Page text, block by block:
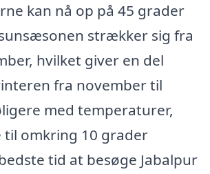
kan nå op på 45 grader
strækker sig fra
hvilket giver en del
fra november til
med temperaturer,
til omkring 10 grader
tid at besøge Jabalpur